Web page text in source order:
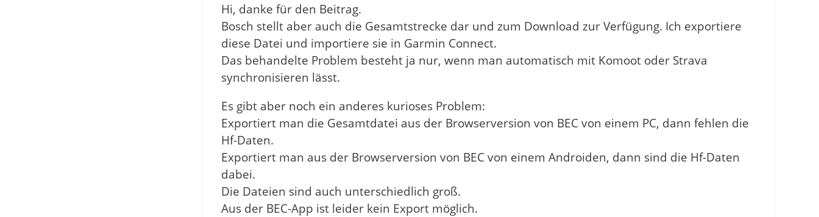
Hi, danke für den Beitrag.
Bosch stellt aber auch die Gesamtstrecke dar und zum Download zur Verfügung. Ich exportiere
diese Datei und importiere sie in Garmin Connect.
Das behandelte Problem besteht ja nur, wenn man automatisch mit Komoot oder Strava
synchronisieren lässt.
Es gibt aber noch ein anderes kurioses Problem:
Exportiert man die Gesamtdatei aus der Browserversion von BEC von einem PC, dann fehlen die
Hf-Daten.
Exportiert man aus der Browserversion von BEC von einem Androiden, dann sind die Hf-Daten
dabei.
Die Dateien sind auch unterschiedlich groß.
Aus der BEC-App ist leider kein Export möglich.